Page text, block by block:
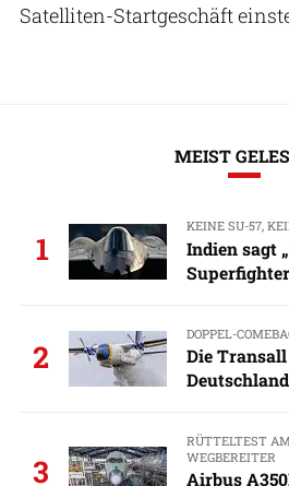
Satelliten-Startgeschäft
MEIST
1
KEINE SU-57,
Indien sagt
Superfighter
2
DOPPEL-
Die
3
RÜTTELTEST
WEGBEREITER
Airbus